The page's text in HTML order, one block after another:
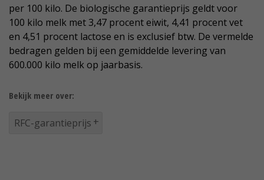
per 100 kilo. De biologische garantieprijs geldt voor
100 kilo melk met 3,47 procent eiwit, 4,41 procent vet
en 4,51 procent lactose en is exclusief btw. De vermelde
bedragen gelden bij een gemiddelde levering van
600.000 kilo melk op jaarbasis.
Bekijk meer over:
RFC-garantieprijs